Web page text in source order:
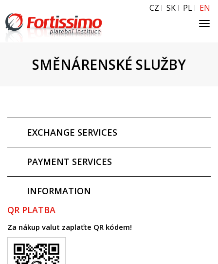
CZ SK PL EN
SMĚNÁRENSKÉ SLUŽBY
EXCHANGE SERVICES
PAYMENT SERVICES
INFORMATION
QR PLATBA
Za nákup valut zaplaťte QR kódem!